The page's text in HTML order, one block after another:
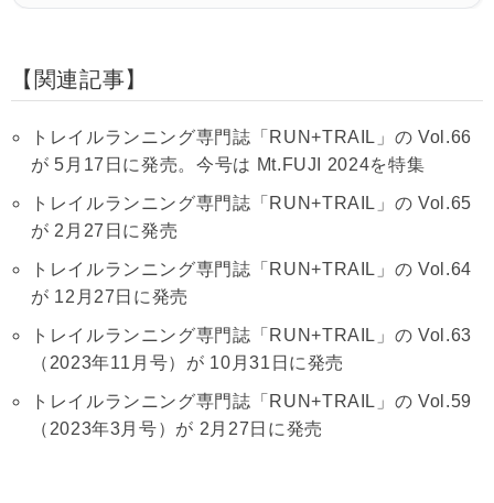
関連記事
トレイルランニング専門誌「RUN+TRAIL」の Vol.66
が 5月17日に発売。今号は Mt.FUJI 2024を特集
トレイルランニング専門誌「RUN+TRAIL」の Vol.65
が 2月27日に発売
トレイルランニング専門誌「RUN+TRAIL」の Vol.64
が 12月27日に発売
トレイルランニング専門誌「RUN+TRAIL」の Vol.63
（2023年11月号）が 10月31日に発売
トレイルランニング専門誌「RUN+TRAIL」の Vol.59
（2023年3月号）が 2月27日に発売